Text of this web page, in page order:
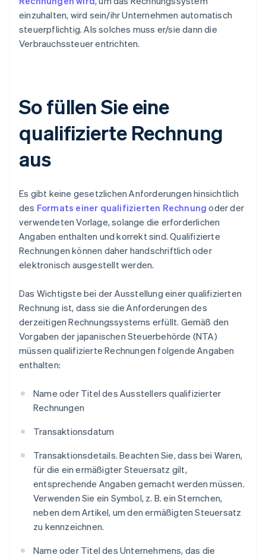
einzuhalten, wird sein/ihr Unternehmen automatisch
steuerpflichtig. Als solches muss er/sie dann die
Verbrauchssteuer entrichten.
So füllen Sie eine
qualifizierte Rechnung
aus
Es gibt keine gesetzlichen Anforderungen hinsichtlich
des Formats einer qualifizierten Rechnung oder der
verwendeten Vorlage, solange die erforderlichen
Angaben enthalten und korrekt sind. Qualifizierte
Rechnungen können daher handschriftlich oder
elektronisch ausgestellt werden.
Das Wichtigste bei der Ausstellung einer qualifizierten
Rechnung ist, dass sie die Anforderungen des
derzeitigen Rechnungssystems erfüllt. Gemäß den
Vorgaben der japanischen Steuerbehörde (NTA)
müssen qualifizierte Rechnungen folgende Angaben
enthalten:
Name oder Titel des Ausstellers qualifizierter
Rechnungen
Transaktionsdatum
Transaktionsdetails. Beachten Sie, dass bei Waren,
für die ein ermäßigter Steuersatz gilt,
entsprechende Angaben gemacht werden müssen.
Verwenden Sie ein Symbol, z. B. ein Sternchen,
neben dem Artikel, um den ermäßigten Steuersatz
zu kennzeichnen.
Name oder Titel des Unternehmens, das die